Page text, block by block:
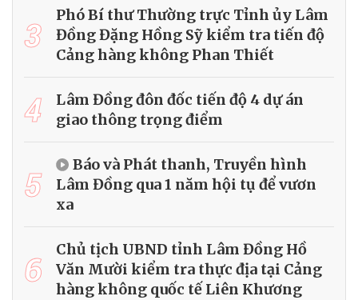
3
Phó Bí thư Thường trực Tỉnh ủy Lâm
Đồng Đặng Hồng Sỹ kiểm tra tiến độ
Cảng hàng không Phan Thiết
4
Lâm Đồng đôn đốc tiến độ 4 dự án
giao thông trọng điểm
5
Báo và Phát thanh, Truyền hình
Lâm Đồng qua 1 năm hội tụ để vươn
xa
6
Chủ tịch UBND tỉnh Lâm Đồng Hồ
Văn Mười kiểm tra thực địa tại Cảng
hàng không quốc tế Liên Khương